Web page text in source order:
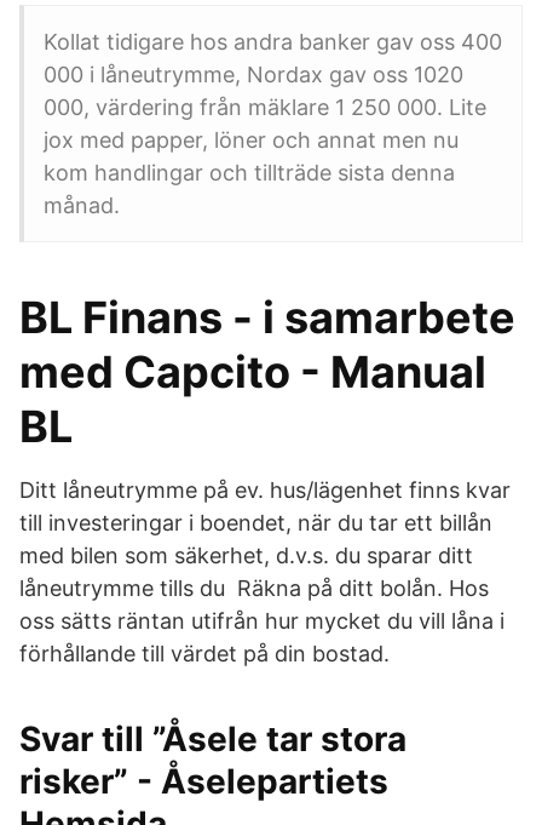
Kollat tidigare hos andra banker gav oss 400
000 i låneutrymme, Nordax gav oss 1020
000, värdering från mäklare 1 250 000. Lite
jox med papper, löner och annat men nu
kom handlingar och tillträde sista denna
månad.
BL Finans - i samarbete
med Capcito - Manual
BL
Ditt låneutrymme på ev. hus/lägenhet finns kvar
till investeringar i boendet, när du tar ett billån
med bilen som säkerhet, d.v.s. du sparar ditt
låneutrymme tills du Räkna på ditt bolån. Hos
oss sätts räntan utifrån hur mycket du vill låna i
förhållande till värdet på din bostad.
Svar till ”Åsele tar stora
risker” - Åselepartiets